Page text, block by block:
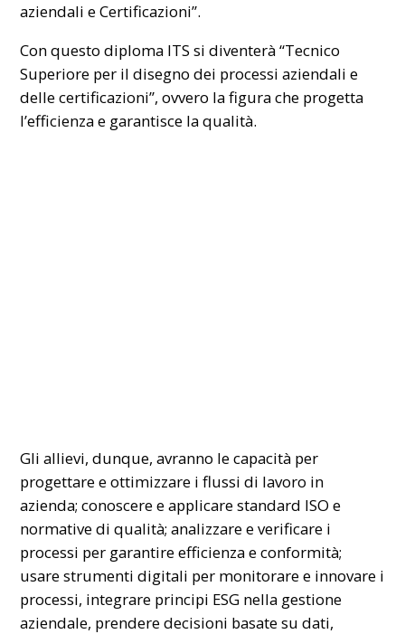
aziendali e Certificazioni”.
Con questo diploma ITS si diventerà “Tecnico
Superiore per il disegno dei processi aziendali e
delle certificazioni”, ovvero la figura che progetta
l’efficienza e garantisce la qualità.
Gli allievi, dunque, avranno le capacità per
progettare e ottimizzare i flussi di lavoro in
azienda; conoscere e applicare standard ISO e
normative di qualità; analizzare e verificare i
processi per garantire efficienza e conformità;
usare strumenti digitali per monitorare e innovare i
processi, integrare principi ESG nella gestione
aziendale, prendere decisioni basate su dati,